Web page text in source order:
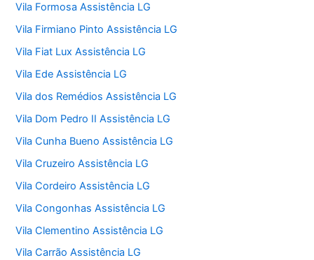
Vila Formosa Assistência LG
Vila Firmiano Pinto Assistência LG
Vila Fiat Lux Assistência LG
Vila Ede Assistência LG
Vila dos Remédios Assistência LG
Vila Dom Pedro II Assistência LG
Vila Cunha Bueno Assistência LG
Vila Cruzeiro Assistência LG
Vila Cordeiro Assistência LG
Vila Congonhas Assistência LG
Vila Clementino Assistência LG
Vila Carrão Assistência LG